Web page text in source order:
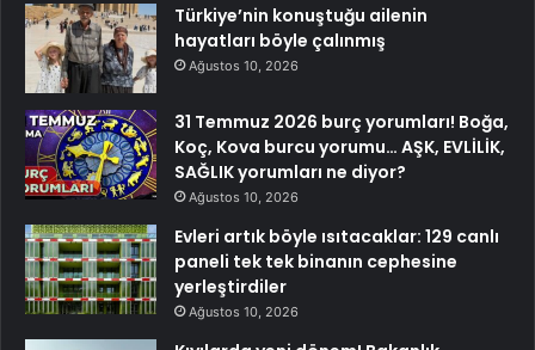
Türkiye’nin konuştuğu ailenin
hayatları böyle çalınmış
Ağustos 10, 2026
31 Temmuz 2026 burç yorumları! Boğa,
Koç, Kova burcu yorumu… AŞK, EVLİLİK,
SAĞLIK yorumları ne diyor?
Ağustos 10, 2026
Evleri artık böyle ısıtacaklar: 129 canlı
paneli tek tek binanın cephesine
yerleştirdiler
Ağustos 10, 2026